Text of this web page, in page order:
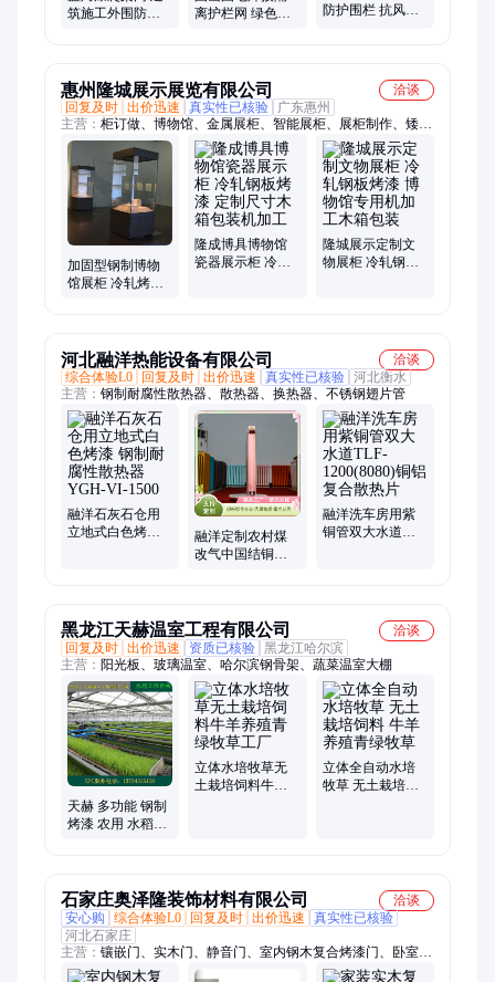
筑施工外围防护
离护栏网 绿色折
防护围栏 抗风化
惠州隆城展示展览有限公司
洽谈
回复及时 出价迅速 真实性已核验
广东惠州
主营： 柜订做、博物馆、金属展柜、智能展柜、展柜制作、矮柜
定做、展柜定制、玻璃展柜、独立展柜、展柜承包、陈列展柜、
平柜定做、平柜定制、沿墙通柜、创意展柜、古董展柜、展厅展
柜、展馆展柜、隆城展示、沿墙展柜、恒温恒湿、展柜订制、墙
柜定制、瓷器展柜、展柜安装
加固型钢制博物
馆展柜 冷轧烤漆
隆成博具博物馆
瓷器展示柜 冷轧
隆城展示定制文
物展柜 冷轧钢板
河北融洋热能设备有限公司
洽谈
综合体验L0
回复及时 出价迅速 真实性已核验 河北衡水
主营： 钢制耐腐性散热器、散热器、换热器、不锈钢翅片管
融洋石灰石仓用
立地式白色烤漆
融洋定制农村煤
改气中国结铜铝
融洋洗车房用紫
铜管双大水道
黑龙江天赫温室工程有限公司
洽谈
回复及时 出价迅速 资质已核验 黑龙江哈尔滨
主营： 阳光板、玻璃温室、哈尔滨钢骨架、蔬菜温室大棚
天赫 多功能 钢制
烤漆 农用 水稻自
立体水培牧草无
土栽培饲料牛羊
立体全自动水培
牧草 无土栽培饲
石家庄奥泽隆装饰材料有限公司
洽谈
安心购
综合体验L0 回复及时 出价迅速
真实性已核验
河北石家庄
主营： 镶嵌门、实木门、静音门、室内钢木复合烤漆门、卧室
门、门墙柜、碳晶木门、环保木门、木门定制、板材木门、无漆